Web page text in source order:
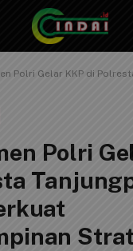
Gelar KKP di Polresta Tanjungpinang,
Polri